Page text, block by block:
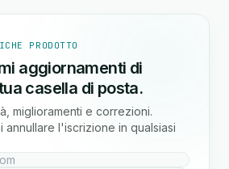
PRODOTTO
aggiornamenti di
casella di posta.
miglioramenti e correzioni.
annullare l'iscrizione in qualsiasi